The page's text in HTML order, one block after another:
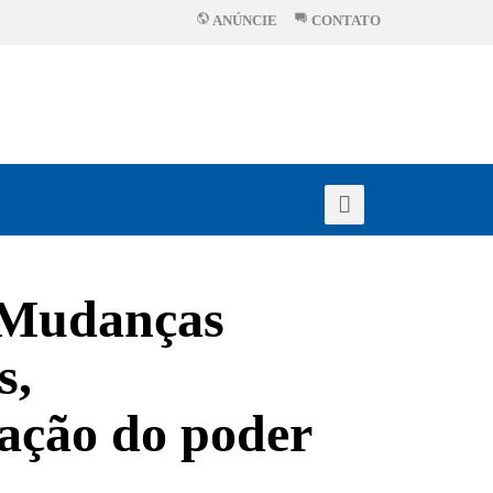
ANÚNCIE CONTATO
do poder